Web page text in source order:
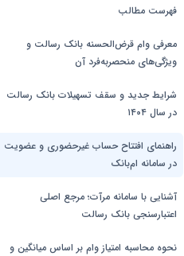
فهرست مطالب
معرفی وام قرض‌الحسنه بانک رسالت و
ویژگی‌های منحصر‌به‌فرد آن
شرایط جدید و سقف تسهیلات بانک رسالت
در سال ۱۴۰۴
راهنمای افتتاح حساب غیرحضوری و عضویت
در سامانه ام‌بانک
آشنایی با سامانه مرآت؛ مرجع اصلی
اعتبارسنجی بانک رسالت
نحوه محاسبه امتیاز وام بر اساس میانگین و